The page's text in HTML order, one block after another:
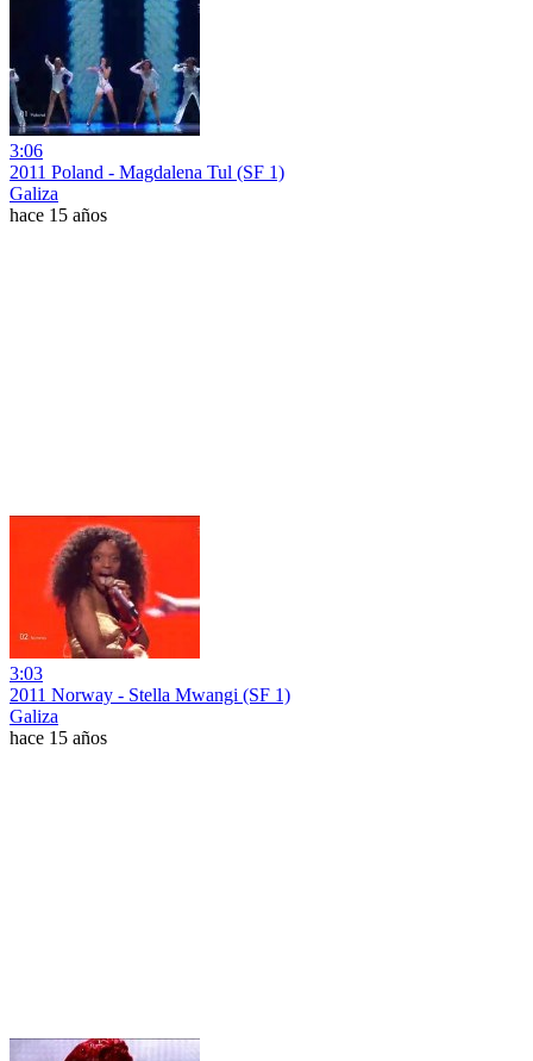
3:06
2011 Poland - Magdalena Tul (SF 1)
Galiza
hace 15 años
3:03
2011 Norway - Stella Mwangi (SF 1)
Galiza
hace 15 años